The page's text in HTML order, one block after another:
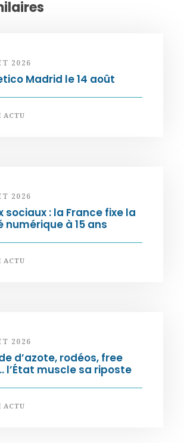
2026
Madrid le 14 août
ACTU
2026
sociaux : la France fixe la
numérique à 15 ans
ACTU
2026
d’azote, rodéos, free
l’État muscle sa riposte
ACTU